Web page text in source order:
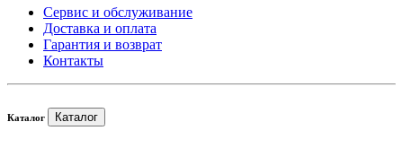
Сервис и обслуживание
Доставка и оплата
Гарантия и возврат
Контакты
Каталог Каталог